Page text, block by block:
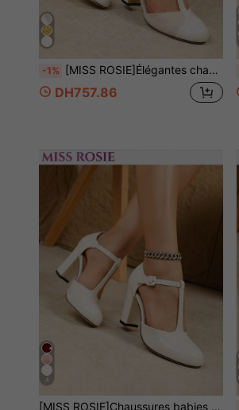
-1% [MISS ROSIE]Élégantes chaussures babies à bride en T et talons blocs, chaussures rétro Y2K douces et confortables pour mariage et bureau, escarpins rehaussants pour vacances & école,
DH757.86
4
[MISS ROSIE]Chaussures babies à bride en T avec talon épais, chaussures rétro Y2K douces et confortables, beige, noir et rouge, chaussures vintage pour mariage, bureau et vacances